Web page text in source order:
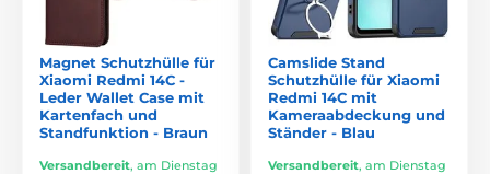
Magnet Schutzhülle für
Xiaomi Redmi 14C -
Leder Wallet Case mit
Kartenfach und
Standfunktion - Braun
Versandbereit, am Dienstag
Camslide Stand
Schutzhülle für Xiaomi
Redmi 14C mit
Kameraabdeckung und
Ständer - Blau
Versandbereit, am Dienstag